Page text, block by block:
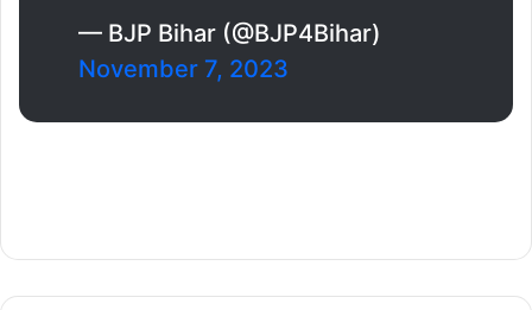
— BJP Bihar (@BJP4Bihar)
November 7, 2023